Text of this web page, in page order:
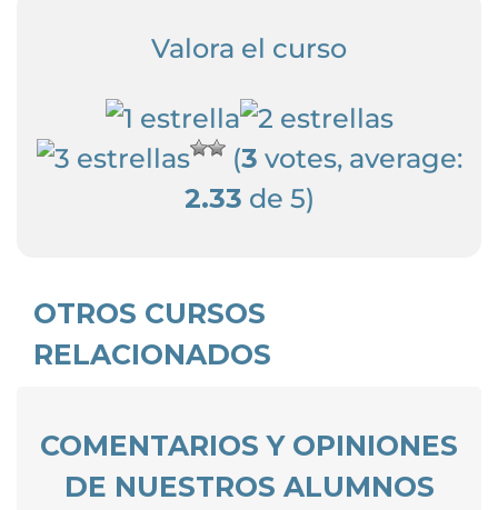
Valora el curso
(3 votes, average:
2.33 de 5)
OTROS CURSOS
RELACIONADOS
COMENTARIOS Y OPINIONES
DE NUESTROS ALUMNOS